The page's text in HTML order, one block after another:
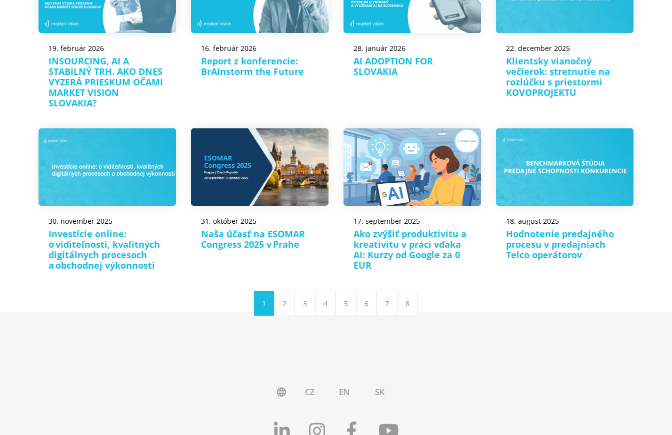
19. február 2026
INSOURCING, AI A
STABILNÝ TRH. AKO DNES
VYZERÁ PRIESKUM OČAMI
MARKET VISION
SLOVAKIA?
16. február 2026
Report z konferencie:
BrAInstorm the Future
28. január 2026
AI ADOPTION FOR
SLOVAKIA
22. december 2025
Klientsky vianočný
večierok: stretnutie na
rozlúčku s priestormi
KOVOPROJEKTU
30. november 2025
Investície online:
o viditeľnosti, kvalitných
digitálnych procesoch
a obchodnej výkonnosti
31. október 2025
Naša účasť na ESOMAR
Congress 2025 v Prahe
17. september 2025
Ako zvýšiť produktivitu a
kreativitu v práci vďaka
AI: Kurzy od Google za 0
EUR
18. august 2025
Hodnotenie predajného
procesu v predajniach
Telco operátorov
1 2 3 4 5 6 7 8
language CZ EN SK